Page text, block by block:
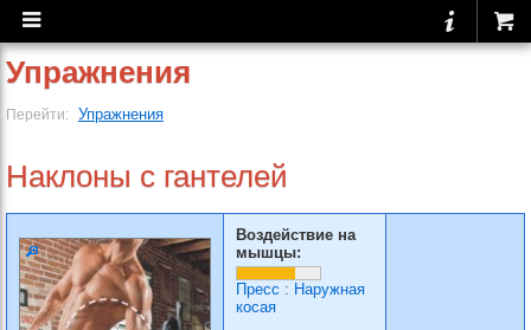
Упражнения
Перейти: Упражнения
Наклоны с гантелей
Воздействие на
мышцы:
Пресс : Наружная
косая